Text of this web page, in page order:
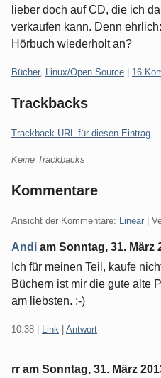
lieber doch auf CD, die ich
verkaufen kann. Denn
Hörbuch wiederholt an?
Kategorien:
Bücher, Linux/Open Source 16
Trackbacks
Trackback-URL für diesen Eintrag
Keine Trackbacks
Kommentare
Ansicht der Kommentare: Linear |
Andi am Sonntag, 31. März
Ich für meinen Teil, kaufe
Büchern ist mir die gute alte
am liebsten. :-)
10:38 Link Antwort
rr am Sonntag, 31. März